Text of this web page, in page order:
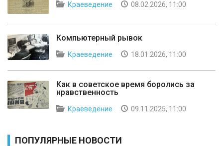
Краеведение 08.02.2026, 11:00
Компьютерный рывок
Краеведение 18.01.2026, 11:00
Как в советское время боролись за
нравственность
Краеведение 09.11.2025, 11:00
ПОПУЛЯРНЫЕ НОВОСТИ